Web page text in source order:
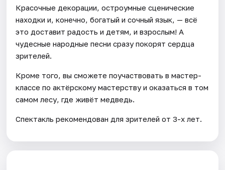
Красочные декорации, остроумные сценические
находки и, конечно, богатый и сочный язык, — всё
это доставит радость и детям, и взрослым! А
чудесные народные песни сразу покорят сердца
зрителей.
Кроме того, вы сможете поучаствовать в мастер-
классе по актёрскому мастерству и оказаться в том
самом лесу, где живёт медведь.
Спектакль рекомендован для зрителей от 3-х лет.